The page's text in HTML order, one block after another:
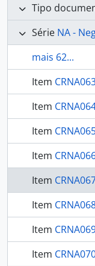
Tipo
Série NA -
mais 62...
Item
Item
Item
Item
Item
Item
Item
Item